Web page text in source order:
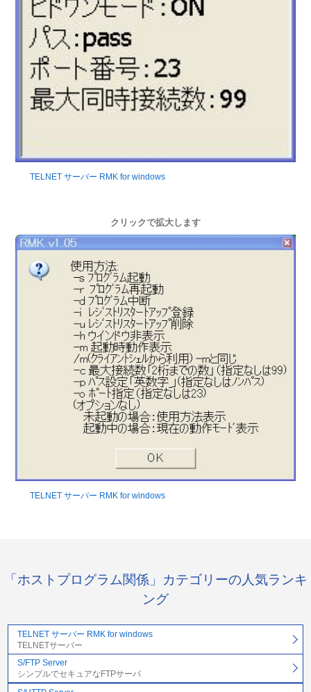
TELNET サーバー RMK for windows
クリックで拡大します
TELNET サーバー RMK for windows
「ホストプログラム関係」カテゴリーの人気ランキ
ング
TELNET サーバー RMK for windows
TELNETサーバー
S/FTP Server
シンプルでセキュアなFTPサーバ